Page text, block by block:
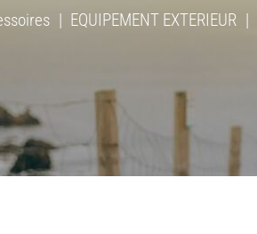
EQUIPEMENT EXTERIEUR